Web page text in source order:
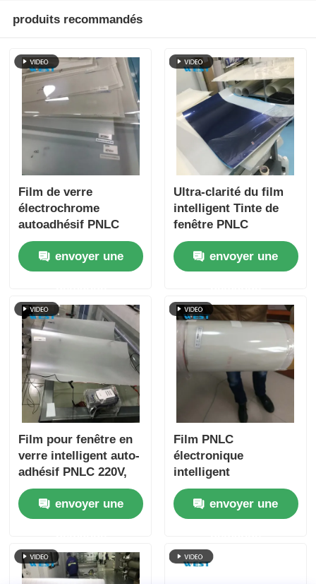
produits recommandés
Film de verre
électrochrome
autoadhésif PNLC
pour la décoration de
vitres envoyer une
Ultra-clarité du film
intelligent Tinte de
fenêtre PNLC
Dimming Film de
confidentialité
commutable
envoyer une
Film pour fenêtre en
verre intelligent auto-
adhésif PNLC 220V,
résistance à
l'explosionenvoyer une
Film PNLC
électronique
intelligent
commutable, film
intelligent avec
protection IR,
envoyer une